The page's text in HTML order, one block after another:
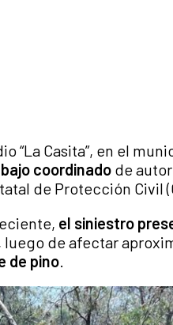
“La Casita”, en el
coordinado de
de Protección Civil
el siniestro
, luego de afectar
de pino.